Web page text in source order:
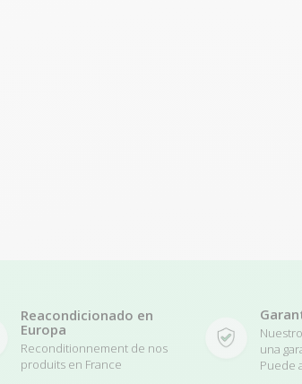
Reacondicionado en
Europa
Reconditionnement de nos
produits en France
una
Puede